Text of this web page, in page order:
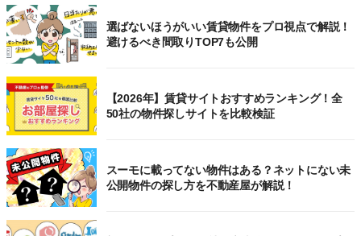
選ばないほうがいい賃貸物件をプロ視点で解説！
避けるべき間取りTOP7も公開
【2026年】賃貸サイトおすすめランキング！全
50社の物件探しサイトを比較検証
スーモに載ってない物件はある？ネットにない未
公開物件の探し方を不動産屋が解説！